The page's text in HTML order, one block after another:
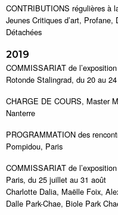
CONTRIBUTIONS régulières à
Jeunes Critiques d’art,
Détachées
2019
COMMISSARIAT de
Rotonde Stalingrad, du 20 au
CHARGE DE COURS, Master
Nanterre
PROGRAMMATION des
Pompidou, Paris
COMMISSARIAT de
Paris, du 25 juillet au 31 août
Charlotte Dalia, Maëlle Foix,
Dalle Park-Chae, Biole Park